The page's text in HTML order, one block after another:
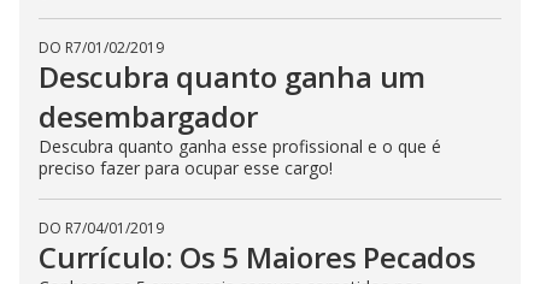
DO R7/01/02/2019
Descubra quanto ganha um
desembargador
Descubra quanto ganha esse profissional e o que é
preciso fazer para ocupar esse cargo!
DO R7/04/01/2019
Currículo: Os 5 Maiores Pecados